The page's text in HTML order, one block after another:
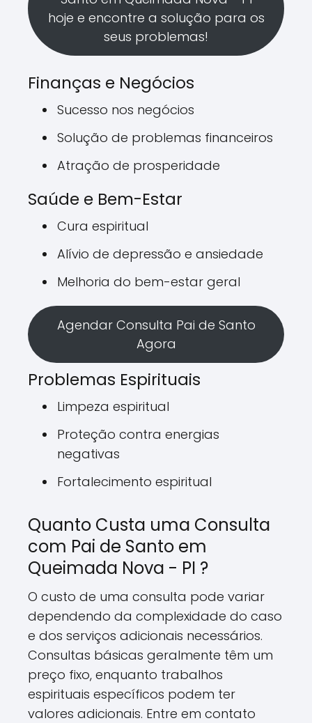
hoje e encontre a solução para os
seus problemas!
Finanças e Negócios
Sucesso nos negócios
Solução de problemas financeiros
Atração de prosperidade
Saúde e Bem-Estar
Cura espiritual
Alívio de depressão e ansiedade
Melhoria do bem-estar geral
Agendar Consulta Pai de Santo
Agora
Problemas Espirituais
Limpeza espiritual
Proteção contra energias
negativas
Fortalecimento espiritual
Quanto Custa uma Consulta
com Pai de Santo em
Queimada Nova - PI ?
O custo de uma consulta pode variar
dependendo da complexidade do caso
e dos serviços adicionais necessários.
Consultas básicas geralmente têm um
preço fixo, enquanto trabalhos
espirituais específicos podem ter
valores adicionais. Entre em contato